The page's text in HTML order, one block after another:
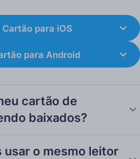
para iOS
para Android
cartão de
baixados?
usar o mesmo leitor